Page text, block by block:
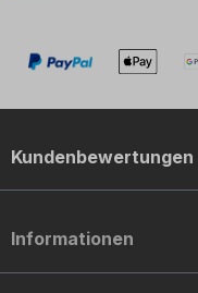
Kundenbewertungen
Informationen